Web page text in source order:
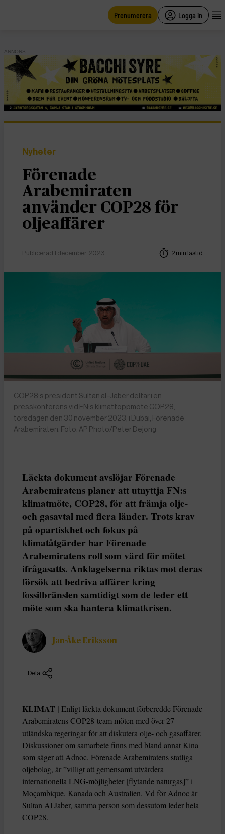
Prenumerera Logga in
ANNONS
Nyheter
Förenade
Arabemiraten
använder COP28 för
oljeaffärer
Publicerad 1 december, 2023 2 min lästid
COP28:s president Sultan al-Jaber deltar i en
presskonferens vid FN:s klimattoppmöte COP28,
torsdagen den 30 november 2023, i Dubai, Förenade
Arabemiraten. Foto: AP Photo/Peter Dejong
Läckta dokument avslöjar Förenade
Arabemiratens planer att utnyttja FN:s
klimatmöte, COP28, för att främja olje-
och gasavtal med flera länder. Trots krav
på opartiskhet och fokus på
klimatåtgärder har Förenade
Arabemiratens roll som värd för mötet
ifrågasatts. Anklagelserna riktas mot deras
försök att bedriva affärer kring
fossilbränslen samtidigt som de leder ett
möte som ska hantera klimatkrisen.
Jan-Åke Eriksson
Dela
KLIMAT | Enligt läckta dokument förberedde Förenade
Arabemiratens COP28-team möten med över 27
utländska regeringar för att diskutera olje- och gasaffärer.
Diskussioner om samarbete finns med bland annat Kina
som säger att Adnoc, Förenade Arabemiratens statliga
oljebolag, är ”villigt att gemensamt utvärdera
internationella LNG-möjligheter [flytande naturgas]” i
Moçambique, Kanada och Australien. Vd för Adnoc är
Sultan Al Jaber, samma person som dessutom leder hela
COP28.